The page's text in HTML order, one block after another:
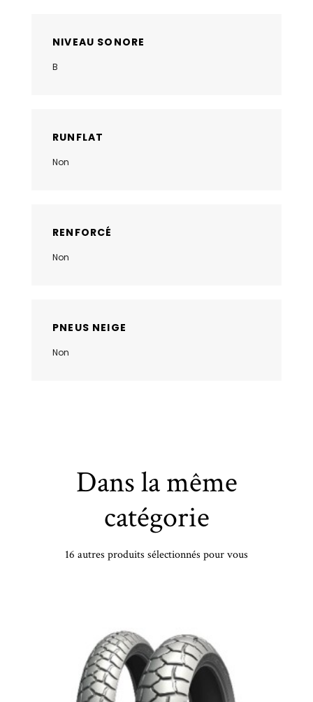
NIVEAU SONORE
B
RUNFLAT
Non
RENFORCÉ
Non
PNEUS NEIGE
Non
Dans la même
catégorie
16 autres produits sélectionnés pour vous